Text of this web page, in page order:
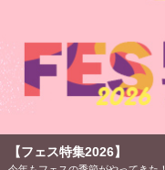
【フェス特集2026】